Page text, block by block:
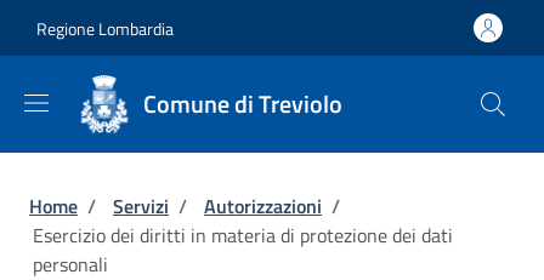
Regione Lombardia
Comune di Treviolo
Briciole di pane
Home / Servizi / Autorizzazioni /
Esercizio dei diritti in materia di protezione dei dati
personali